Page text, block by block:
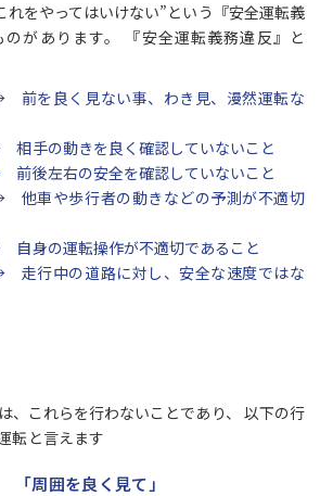
れをやってはいけない”という『安全運転義
があります。 『安全運転義務違反』と
を良く見ない事、わき見、漫然運転な
手の動きを良く確認していないこと
後左右の安全を確認していないこと
や歩行者の動きなどの予測が不適切
の運転操作が不適切であること
走行中の道路に対し、安全な速度ではな
、これらを行わないことであり、 以下の行
転と言えます
「周囲を良く見て」